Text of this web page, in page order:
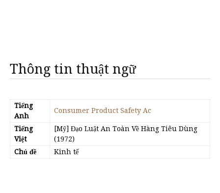
Thông tin thuật ngữ
Tiếng
Anh
Consumer Product Safety Ac
Tiếng
Việt
[Mỹ] Đạo Luật An Toàn Về Hàng Tiêu Dùng
(1972)
Chủ đề
Kinh tế